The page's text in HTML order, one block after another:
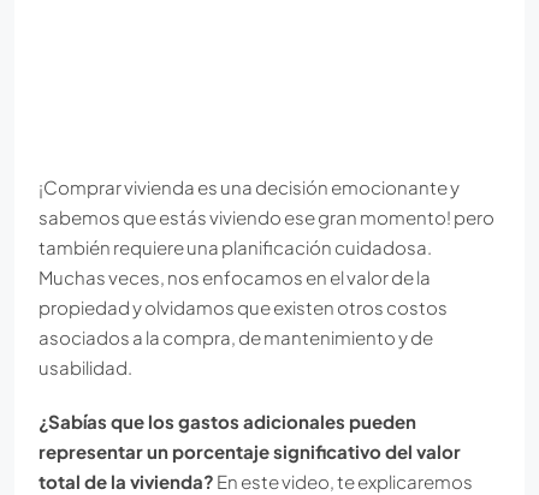
¡Comprar vivienda es una decisión emocionante y
sabemos que estás viviendo ese gran momento! pero
también requiere una planificación cuidadosa.
Muchas veces, nos enfocamos en el valor de la
propiedad y olvidamos que existen otros costos
asociados a la compra, de mantenimiento y de
usabilidad.
¿Sabías que los gastos adicionales pueden
representar un porcentaje significativo del valor
total de la vivienda? En este video, te explicaremos